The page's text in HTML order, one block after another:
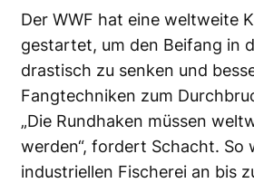
Der WWF hat eine weltweite
gestartet, um den Beifang in
drastisch zu senken und
Fangtechniken zum
„Die Rundhaken müssen
werden“, fordert Schacht. So
industriellen Fischerei an bis